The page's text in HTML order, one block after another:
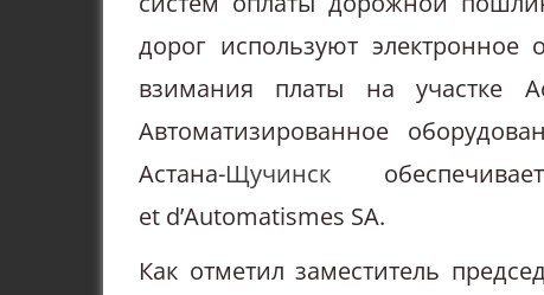
дорог используют электронное
взимания платы на участке
Автоматизированное
Астана-Щучинск
et d’Automatismes SA.
Как отметил заместитель